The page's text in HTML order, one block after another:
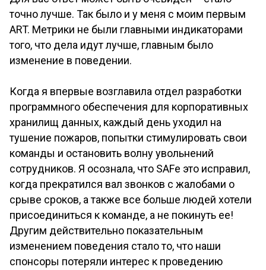
точно лучше. Так было и у меня с моим первым
ART. Метрики не были главными индикаторами
того, что дела идут лучше, главным было
изменение в поведении.
Когда я впервые возглавила отдел разработки
программного обеспечения для корпоративных
хранилищ данных, каждый день уходил на
тушение пожаров, попытки стимулировать свои
команды и остановить волну увольнений
сотрудников. Я осознала, что SAFe это исправил,
когда прекратился вал звонков с жалобами о
срыве сроков, а также все больше людей хотели
присоединиться к команде, а не покинуть ее!
Другим действительно показательным
изменением поведения стало то, что наши
спонсоры потеряли интерес к проведению